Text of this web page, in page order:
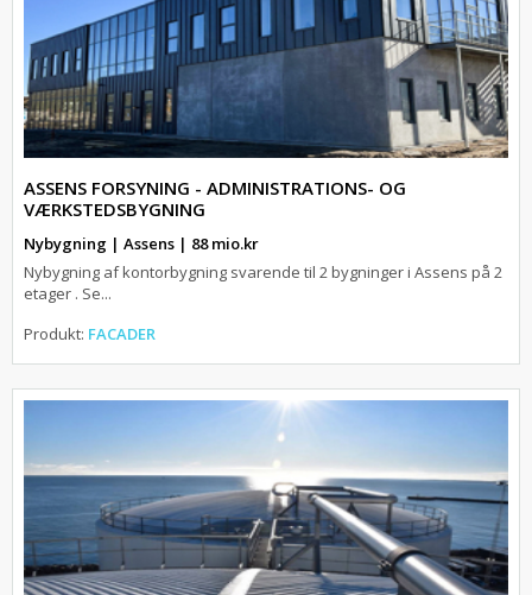
ASSENS FORSYNING - ADMINISTRATIONS- OG
VÆRKSTEDSBYGNING
Nybygning | Assens | 88 mio.kr
Nybygning af kontorbygning svarende til 2 bygninger i Assens på 2
etager . Se...
Produkt: FACADER